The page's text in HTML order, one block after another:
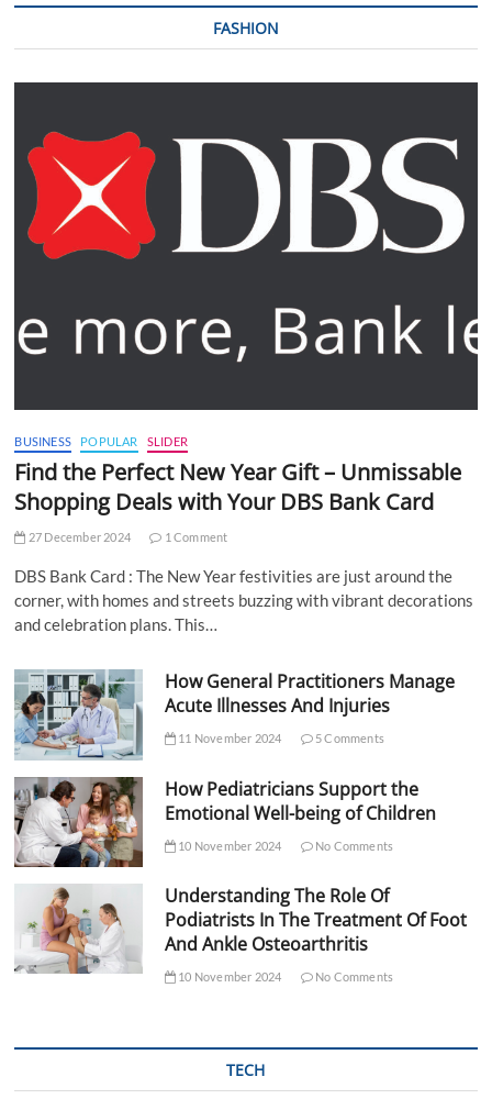
FASHION
BUSINESS POPULAR SLIDER
Find the Perfect New Year Gift – Unmissable
Shopping Deals with Your DBS Bank Card
27 December 2024 1 Comment
DBS Bank Card : The New Year festivities are just around the
corner, with homes and streets buzzing with vibrant decorations
and celebration plans. This…
How General Practitioners Manage
Acute Illnesses And Injuries
11 November 2024 5 Comments
How Pediatricians Support the
Emotional Well-being of Children
10 November 2024 No Comments
Understanding The Role Of
Podiatrists In The Treatment Of Foot
And Ankle Osteoarthritis
10 November 2024 No Comments
TECH